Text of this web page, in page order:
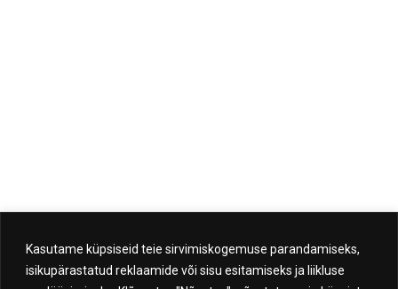
Kasutame küpsiseid teie sirvimiskogemuse parandamiseks,
isikupärastatud reklaamide või sisu esitamiseks ja liikluse